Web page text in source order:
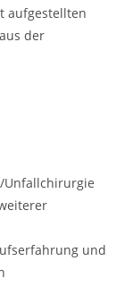
aufgestellten
der
Unfallchirurgie
und